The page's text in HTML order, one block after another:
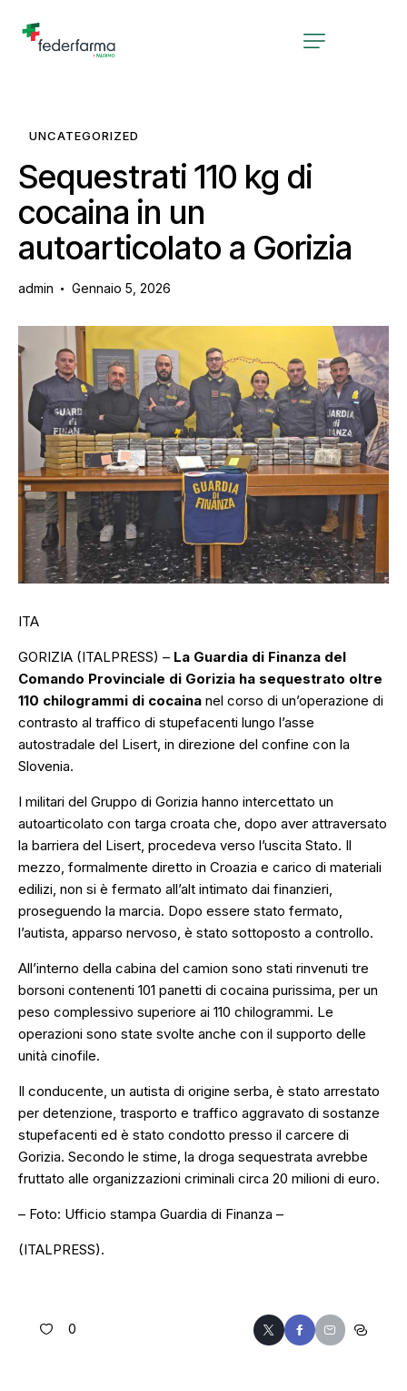
UNCATEGORIZED
Sequestrati 110 kg di
cocaina in un
autoarticolato a Gorizia
admin Gennaio 5, 2026
ITA
GORIZIA (ITALPRESS) – La Guardia di Finanza del
Comando Provinciale di Gorizia ha sequestrato oltre
110 chilogrammi di cocaina nel corso di un’operazione di
contrasto al traffico di stupefacenti lungo l’asse
autostradale del Lisert, in direzione del confine con la
Slovenia.
I militari del Gruppo di Gorizia hanno intercettato un
autoarticolato con targa croata che, dopo aver attraversato
la barriera del Lisert, procedeva verso l’uscita Stato. Il
mezzo, formalmente diretto in Croazia e carico di materiali
edilizi, non si è fermato all’alt intimato dai finanzieri,
proseguendo la marcia. Dopo essere stato fermato,
l’autista, apparso nervoso, è stato sottoposto a controllo.
All’interno della cabina del camion sono stati rinvenuti tre
borsoni contenenti 101 panetti di cocaina purissima, per un
peso complessivo superiore ai 110 chilogrammi. Le
operazioni sono state svolte anche con il supporto delle
unità cinofile.
Il conducente, un autista di origine serba, è stato arrestato
per detenzione, trasporto e traffico aggravato di sostanze
stupefacenti ed è stato condotto presso il carcere di
Gorizia. Secondo le stime, la droga sequestrata avrebbe
fruttato alle organizzazioni criminali circa 20 milioni di euro.
– Foto: Ufficio stampa Guardia di Finanza –
(ITALPRESS).
0